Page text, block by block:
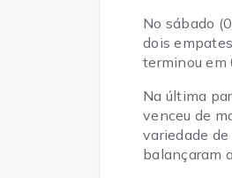
No sábado
dois
terminou em
Na última
venceu de
variedade
balançaram